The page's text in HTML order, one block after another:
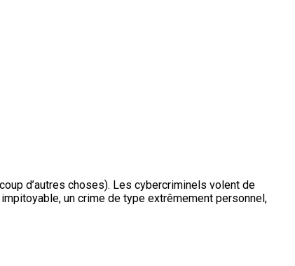
d’autres choses). Les cybercriminels volent de
un crime de type extrêmement personnel,